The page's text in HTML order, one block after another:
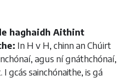
haghaidh Aithint
In H v H, chinn an Chúirt
agus ní gnáthchónaí,
I gcás sainchónaithe, is gá